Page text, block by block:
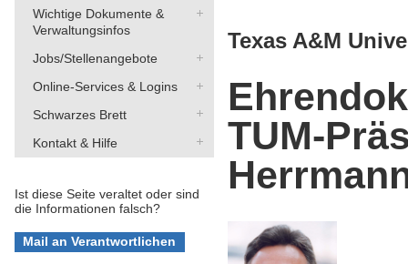
Wichtige Dokumente &
Verwaltungsinfos
Jobs/Stellenangebote
Online-Services & Logins
Schwarzes Brett
Kontakt & Hilfe
Ist diese Seite veraltet oder sind
die Informationen falsch?
Texas A&M
TUM-